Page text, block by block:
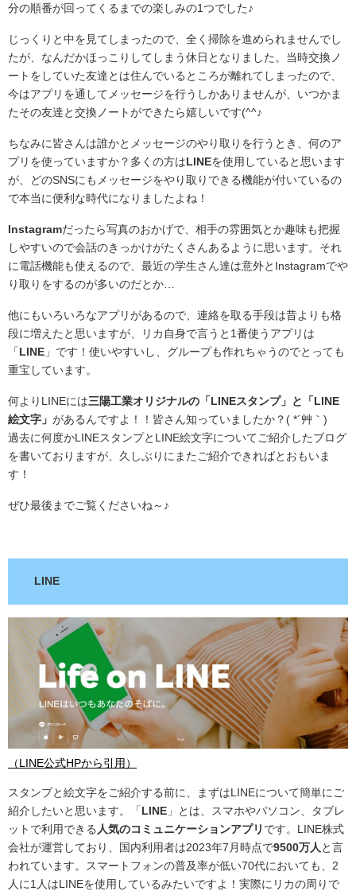
分の順番が回ってくるまでの楽しみの1つでした♪
じっくりと中を見てしまったので、全く掃除を進められませんでし
たが、なんだかほっこりしてしまう休日となりました。当時交換ノ
ートをしていた友達とは住んでいるところが離れてしまったので、
今はアプリを通してメッセージを行うしかありませんが、いつかま
たその友達と交換ノートができたら嬉しいです(^^♪
ちなみに皆さんは誰かとメッセージのやり取りを行うとき、何のア
プリを使っていますか？多くの方はLINEを使用していると思います
が、どのSNSにもメッセージをやり取りできる機能が付いているの
で本当に便利な時代になりましたよね！
Instagramだったら写真のおかげで、相手の雰囲気とか趣味も把握
しやすいので会話のきっかけがたくさんあるように思います。それ
に電話機能も使えるので、最近の学生さん達は意外とInstagramでや
り取りをするのが多いのだとか…
他にもいろいろなアプリがあるので、連絡を取る手段は昔よりも格
段に増えたと思いますが、リカ自身で言うと1番使うアプリは
「LINE 」です！使いやすいし、グループも作れちゃうのでとっても
重宝しています。
何よりLINEには三陽工業オリジナルの「LINEスタンプ」と「LINE
絵文字」 があるんですよ！！皆さん知っていましたか？( *´艸｀)
過去に何度かLINEスタンプとLINE絵文字についてご紹介したブログ
を書いておりますが、久しぶりにまたご紹介できればとおもいま
す！
ぜひ最後までご覧くださいね～♪
LINE
（LINE公式HPから引用）
スタンプと絵文字をご紹介する前に、まずはLINEについて簡単にご
紹介したいと思います。「LINE 」とは、スマホやパソコン、タブレ
ットで利用できる 人気のコミュニケーションアプリ です。LINE株式
会社が運営しており、国内利用者は2023年7月時点で9500万人 と言
われています。スマートフォンの普及率が低い70代においても、2
人に1人はLINEを使用しているみたいですよ！実際にリカの周りで